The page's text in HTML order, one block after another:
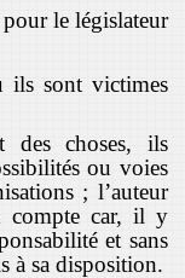
le législateur
ils sont victimes
des choses, ils
ou voies
; l’auteur
compte car, il y
et sans
à sa disposition.